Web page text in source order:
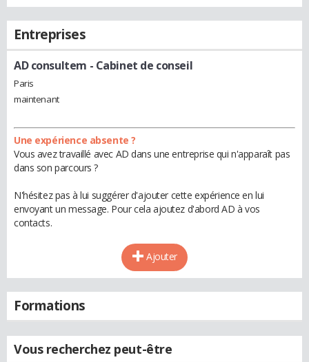
Entreprises
AD consultem - Cabinet de conseil
Paris
maintenant
Une expérience absente ?
Vous avez travaillé avec AD dans une entreprise qui n'apparaît pas
dans son parcours ?
N'hésitez pas à lui suggérer d'ajouter cette expérience en lui
envoyant un message. Pour cela ajoutez d'abord AD à vos
contacts.
Ajouter
Formations
Vous recherchez peut-être